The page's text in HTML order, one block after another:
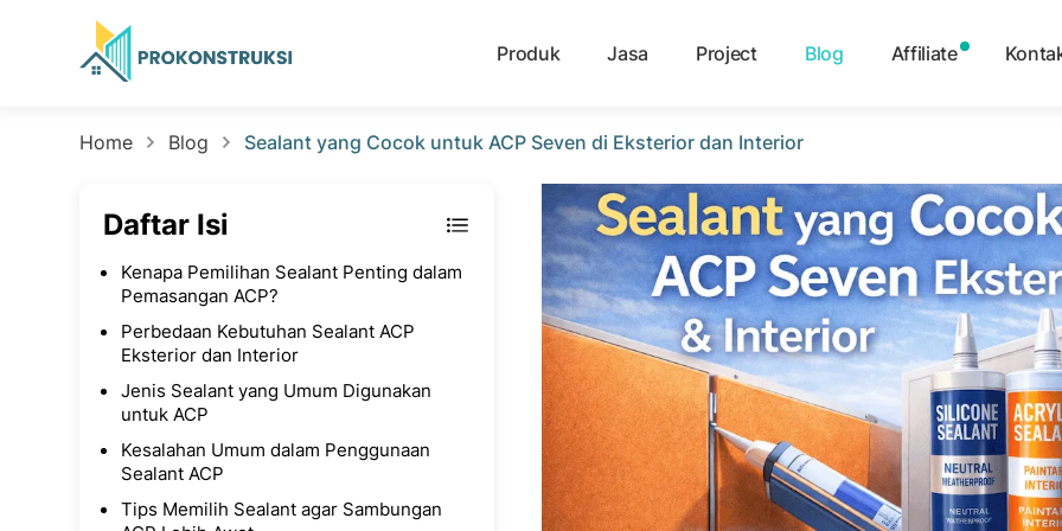
Produk Jasa Project Blog Affiliate
Home Blog Sealant yang Cocok untuk ACP Seven di Eksterior dan Interior
Daftar Isi
Kenapa Pemilihan Sealant Penting dalam
Pemasangan ACP?
Perbedaan Kebutuhan Sealant ACP
Eksterior dan Interior
Jenis Sealant yang Umum Digunakan
untuk ACP
Kesalahan Umum dalam Penggunaan
Sealant ACP
Tips Memilih Sealant agar Sambungan